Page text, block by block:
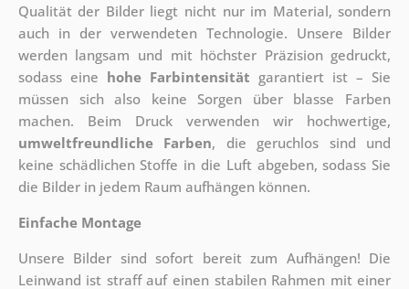
Qualität der Bilder liegt nicht nur im Material, sondern
auch in der verwendeten Technologie. Unsere Bilder
werden langsam und mit höchster Präzision gedruckt,
sodass eine hohe Farbintensität garantiert ist – Sie
müssen sich also keine Sorgen über blasse Farben
machen. Beim Druck verwenden wir hochwertige,
umweltfreundliche Farben, die geruchlos sind und
keine schädlichen Stoffe in die Luft abgeben, sodass Sie
die Bilder in jedem Raum aufhängen können.
Einfache Montage
Unsere Bilder sind sofort bereit zum Aufhängen! Die
Leinwand ist straff auf einen stabilen Rahmen mit einer